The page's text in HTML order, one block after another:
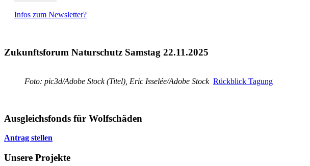
Infos zum Newsletter?
Zukunftsforum Naturschutz Samstag 22.11.2025
Foto: pic3d/Adobe Stock (Titel), Eric Isselée/Adobe Stock Rückblick Tagung
Ausgleichsfonds für Wolfschäden
Antrag stellen
Unsere Projekte